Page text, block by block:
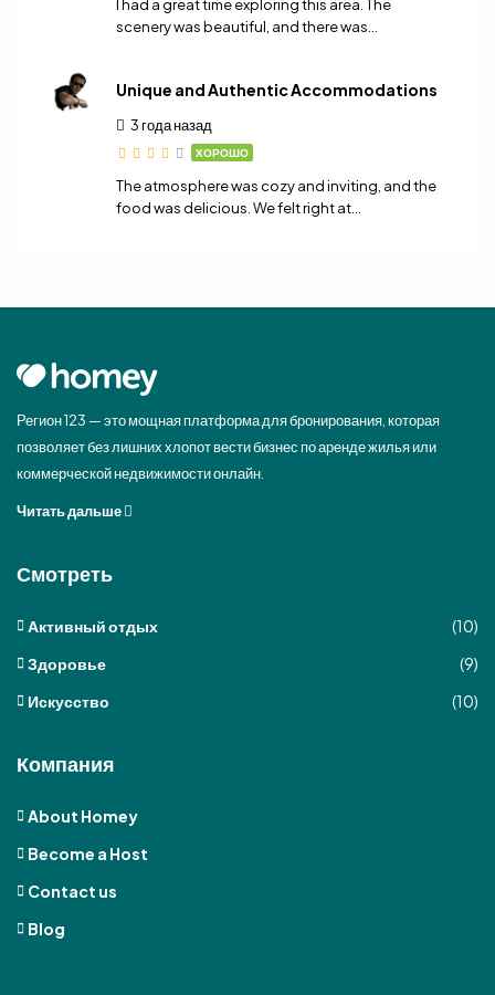
I had a great time exploring this area. The
scenery was beautiful, and there was…
Unique and Authentic Accommodations
3 года назад
ХОРОШО
The atmosphere was cozy and inviting, and the
food was delicious. We felt right at…
Регион 123 — это мощная платформа для бронирования, которая
позволяет без лишних хлопот вести бизнес по аренде жилья или
коммерческой недвижимости онлайн.
Читать дальше
Смотреть
Активный отдых
(10)
Здоровье
(9)
Искусство
(10)
Компания
About Homey
Become a Host
Contact us
Blog